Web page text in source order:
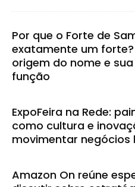
Por que o Forte de
exatamente um forte?
origem do nome e
função
ExpoFeira na Rede:
como cultura e
movimentar negócios
Amazon On reúne